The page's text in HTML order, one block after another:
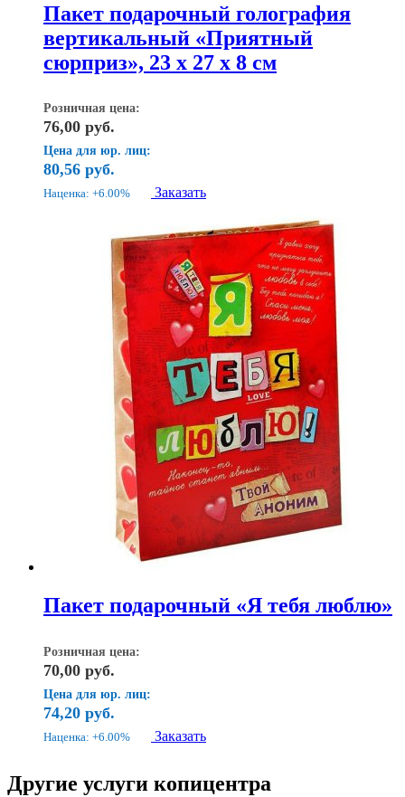
Пакет подарочный голография
вертикальный «Приятный
сюрприз», 23 x 27 х 8 см
Розничная цена:
76,00 руб.
Цена для юр. лиц:
80,56 руб.
Наценка: +6.00% Заказать
Пакет подарочный «Я тебя люблю»
Розничная цена:
70,00 руб.
Цена для юр. лиц:
74,20 руб.
Наценка: +6.00% Заказать
Другие услуги копицентра